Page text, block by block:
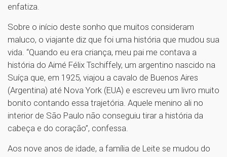
enfatiza.
Sobre o início deste sonho que muitos consideram
maluco, o viajante diz que foi uma história que mudou sua
vida. “Quando eu era criança, meu pai me contava a
história do Aimé Félix Tschiffely, um argentino nascido na
Suíça que, em 1925, viajou a cavalo de Buenos Aires
(Argentina) até Nova York (EUA) e escreveu um livro muito
bonito contando essa trajetória. Aquele menino ali no
interior de São Paulo não conseguiu tirar a história da
cabeça e do coração”, confessa.
Aos nove anos de idade, a família de Leite se mudou do